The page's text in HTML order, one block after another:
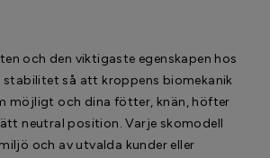
och den viktigaste egenskapen hos
stabilitet så att kroppens biomekanik
möjligt och dina fötter, knän, höfter
neutral position. Varje skomodell
och av utvalda kunder eller